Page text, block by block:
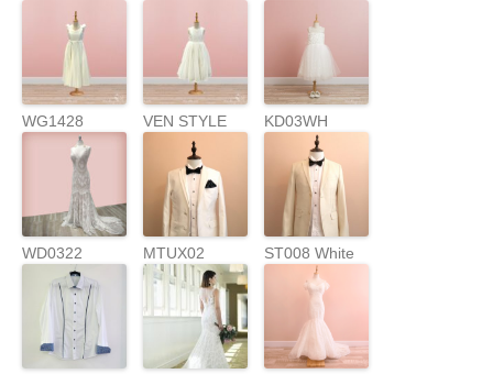
WG1428
VEN STYLE
OP222IVORY
KD03WH
WD0322
MTUX02
White Tuxedo
ST008 White